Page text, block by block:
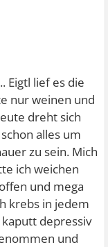
Eigtl lief es die
nur weinen und
dreht sich
alles um
zu sein. Mich
ich weichen
und mega
krebs in jedem
depressiv
und